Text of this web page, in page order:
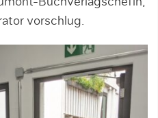
vorschlug.